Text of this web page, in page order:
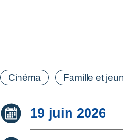
Catégorie(s)
Cinéma Famille et
Date :
19 juin 2026